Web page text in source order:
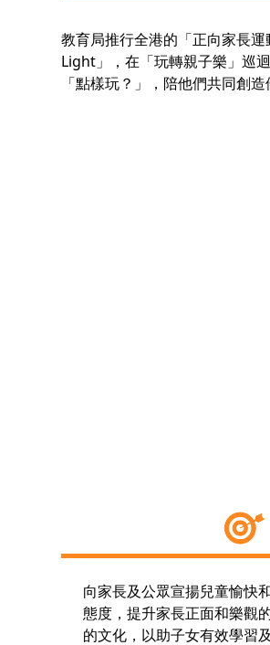
教育局推行全港的「正向家長
Light」，在「玩轉親子樂」巡
「點樣玩？」，陪他們共同創造
向家長及公眾宣揚兒童愉快
態度，提升家長正面和樂觀
的文化，以助子女有效學習